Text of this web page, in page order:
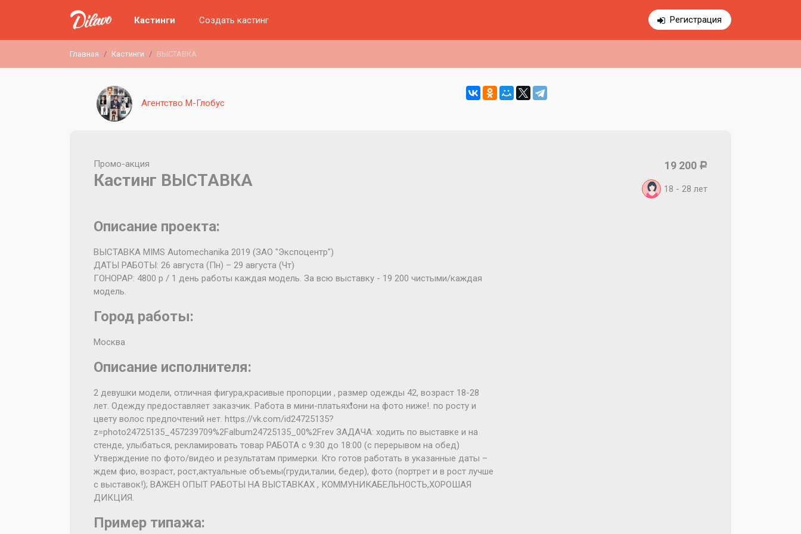
Регистрация
Кастинги Создать кастинг
Главная Кастинги ВЫСТАВКА
Агентство М-Глобус
Промо-акция
Кастинг ВЫСТАВКА
19 200 Р
18 - 28 лет
Описание проекта:
ВЫСТАВКA MIMS Automechanika 2019 (ЗАО "Экспоцентр")
ДАТЫ РАБОТЫ: 26 августа (Пн) – 29 августа (Чт)
ГОНОРАР: 4800 р / 1 день работы каждая модель. За всю выставку - 19 200 чистыми/каждая
модель.
Город работы:
Москва
Описание исполнителя:
2 девушки модели, отличная фигура,красивые пропорции , размер одежды 42, возраст 18-28
лет. Одежду предоставляет заказчик. Работа в мини-платьях❗они на фото ниже!. по росту и
цвету волос предпочтений нет. https://vk.com/id24725135?
z=photo24725135_457239709%2Falbum24725135_00%2Frev ЗАДАЧА: ходить по выставке и на
стенде, улыбаться, рекламировать товар РАБОТА с 9:30 до 18:00 (с перерывом на обед)
Утверждение по фото/видео и результатам примерки. Кто готов работать в указанные даты –
ждем фио, возраст, рост,актуальные объемы(груди,талии, бедер), фото (портрет и в рост лучше
с выставок!); ВАЖЕН ОПЫТ РАБОТЫ НА ВЫСТАВКАХ , КОММУНИКАБЕЛЬНОСТЬ,ХОРОШАЯ
ДИКЦИЯ.
Пример типажа: